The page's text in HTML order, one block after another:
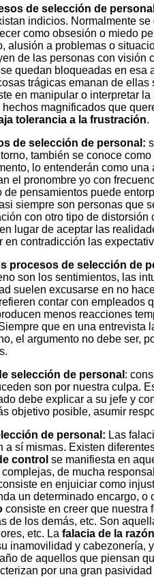
de selección de personal
indicios. Normalmente
como obsesión o miedo
alusión a problemas o
de las personas con visión
quedan bloqueadas en
trágicas emanan de
en manipular o interpretar
magnificados que
tolerancia a la frustración.
de selección de personal:
también se conoce
lo entenderán como
el pronombre yo con
de pensamientos puede
siempre son personas que
con otro tipo de
lugar de aceptar las
en contradicción las
procesos de selección de
son los sentimientos, las
suelen excusarse en no
contar con
menos reacciones
que en una entrevista
el argumento no debe ser,
selección de personal :
son por nuestra culpa.
debe explicar a su jefe y
objetivo posible, asumir
de personal: Las
a sí mismas. Existen
control se manifiesta en
de mucha
en enjuiciar como
un determinado encargo,
consiste en creer que nuestra
de los demás, etc. Son
etc. La falacia de la
inamovilidad y cabezonería,
de aquellos que piensan
por una gran